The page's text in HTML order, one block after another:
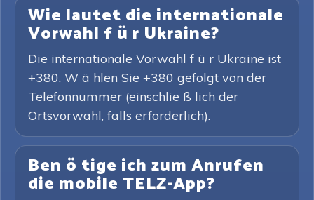
Wie lautet die internationale
Vorwahl f ü r Ukraine?
Die internationale Vorwahl f ü r Ukraine ist
+380. W ä hlen Sie +380 gefolgt von der
Telefonnummer (einschlie ß lich der
Ortsvorwahl, falls erforderlich).
Ben ö tige ich zum Anrufen
die mobile TELZ-App?